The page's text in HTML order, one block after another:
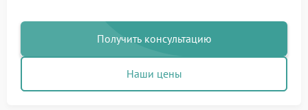
Получить консультацию
Наши цены